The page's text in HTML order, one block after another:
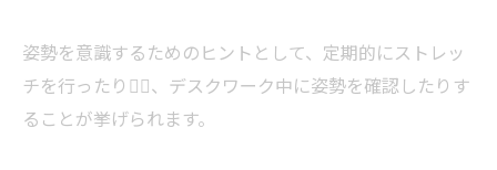
姿勢を意識するためのヒントとして、定期的にストレッ
チを行ったり🧘‍♂️、デスクワーク中に姿勢を確認したりす
ることが挙げられます。